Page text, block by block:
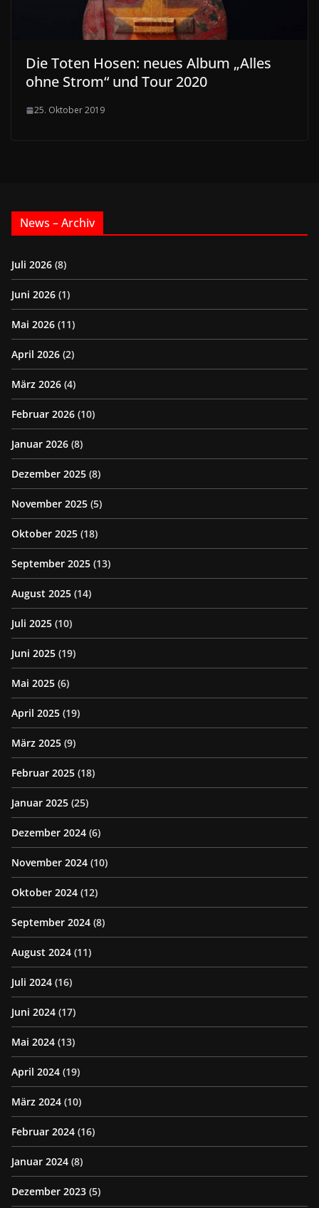
Die Toten Hosen: neues Album „Alles
ohne Strom“ und Tour 2020
25. Oktober 2019
News – Archiv
Juli 2026 (8)
Juni 2026 (1)
Mai 2026 (11)
April 2026 (2)
März 2026 (4)
Februar 2026 (10)
Januar 2026 (8)
Dezember 2025 (8)
November 2025 (5)
Oktober 2025 (18)
September 2025 (13)
August 2025 (14)
Juli 2025 (10)
Juni 2025 (19)
Mai 2025 (6)
April 2025 (19)
März 2025 (9)
Februar 2025 (18)
Januar 2025 (25)
Dezember 2024 (6)
November 2024 (10)
Oktober 2024 (12)
September 2024 (8)
August 2024 (11)
Juli 2024 (16)
Juni 2024 (17)
Mai 2024 (13)
April 2024 (19)
März 2024 (10)
Februar 2024 (16)
Januar 2024 (8)
Dezember 2023 (5)